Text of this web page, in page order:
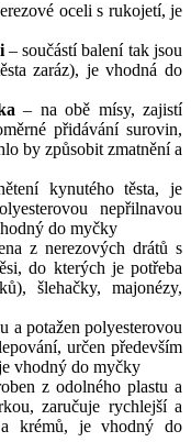
oceli s rukojetí, je
– součástí balení tak jsou
zaráz), je vhodná do
– na obě mísy, zajistí
přidávání surovin,
by způsobit zmatnění a
kynutého těsta, je
nepřilnavou
do myčky
z nerezových drátů s
do kterých je potřeba
šlehačky, majonézy,
a potažen polyesterovou
určen především
vhodný do myčky
z odolného plastu a
zaručuje rychlejší a
krémů, je vhodný do